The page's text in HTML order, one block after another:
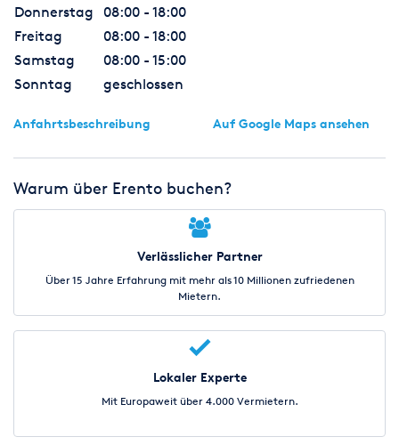
Donnerstag
08:00 - 18:00
Freitag
08:00 - 18:00
Samstag
08:00 - 15:00
Sonntag
geschlossen
Anfahrtsbeschreibung Auf Google Maps ansehen
Warum über Erento buchen?
Verlässlicher Partner
Über 15 Jahre Erfahrung mit mehr als 10 Millionen zufriedenen
Mietern.
Lokaler Experte
Mit Europaweit über 4.000 Vermietern.